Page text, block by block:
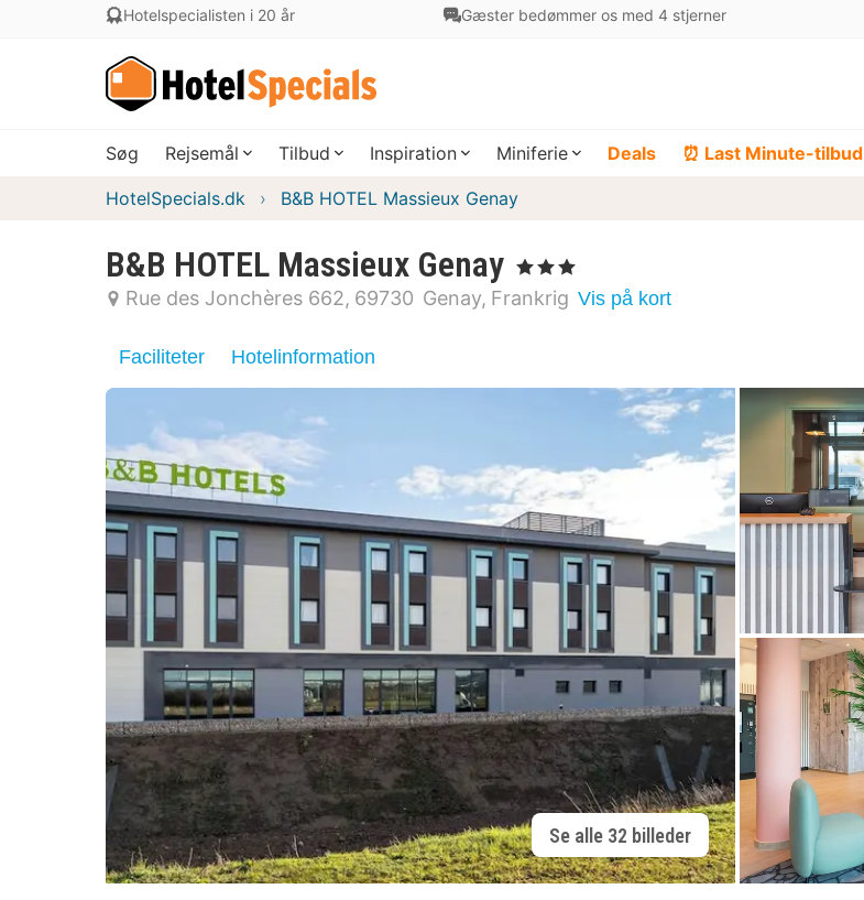
Hotelspecialisten i 20 år Gæster bedømmer os med 4 stjerner
Søg Rejsemål Tilbud Inspiration Miniferie Deals ⏰ Last Minute-tilbud
HotelSpecials.dk B&B HOTEL Massieux Genay
B&B HOTEL Massieux Genay , 3 Stjerner
Rue des Jonchères 662 69730 Genay Frankrig Vis på kort
Faciliteter Hotelinformation
Se alle 32 billeder